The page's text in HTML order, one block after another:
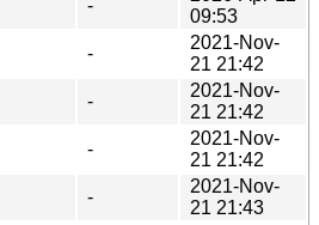
-
09:53
-
2021-Nov-
21 21:42
-
2021-Nov-
21 21:42
-
2021-Nov-
21 21:42
-
2021-Nov-
21 21:43